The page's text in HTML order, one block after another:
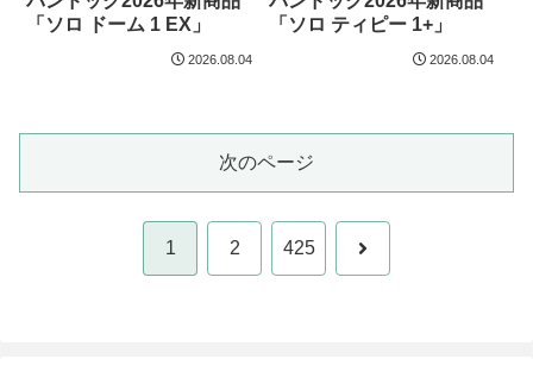
「ソロ ドーム 1 EX」
2026.08.04
「ソロ ティピー 1+」
2026.08.04
次のページ
1 2 425 次